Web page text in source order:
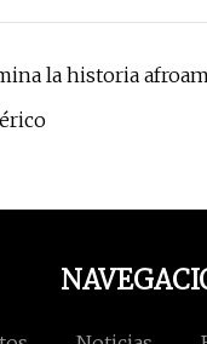
la historia